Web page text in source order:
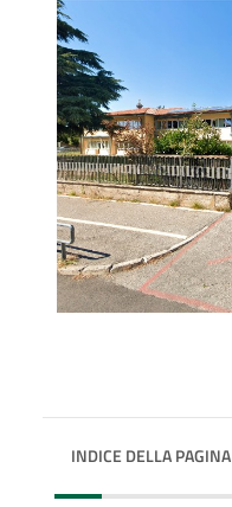
INDICE DELLA PAGINA